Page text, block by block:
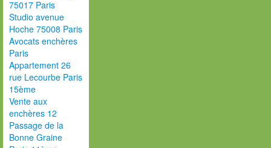
75017 Paris
Studio avenue
Hoche 75008 Paris
Avocats enchères
Paris
Appartement 26
rue Lecourbe Paris
15ème
Vente aux
enchères 12
Passage de la
Bonne Graine